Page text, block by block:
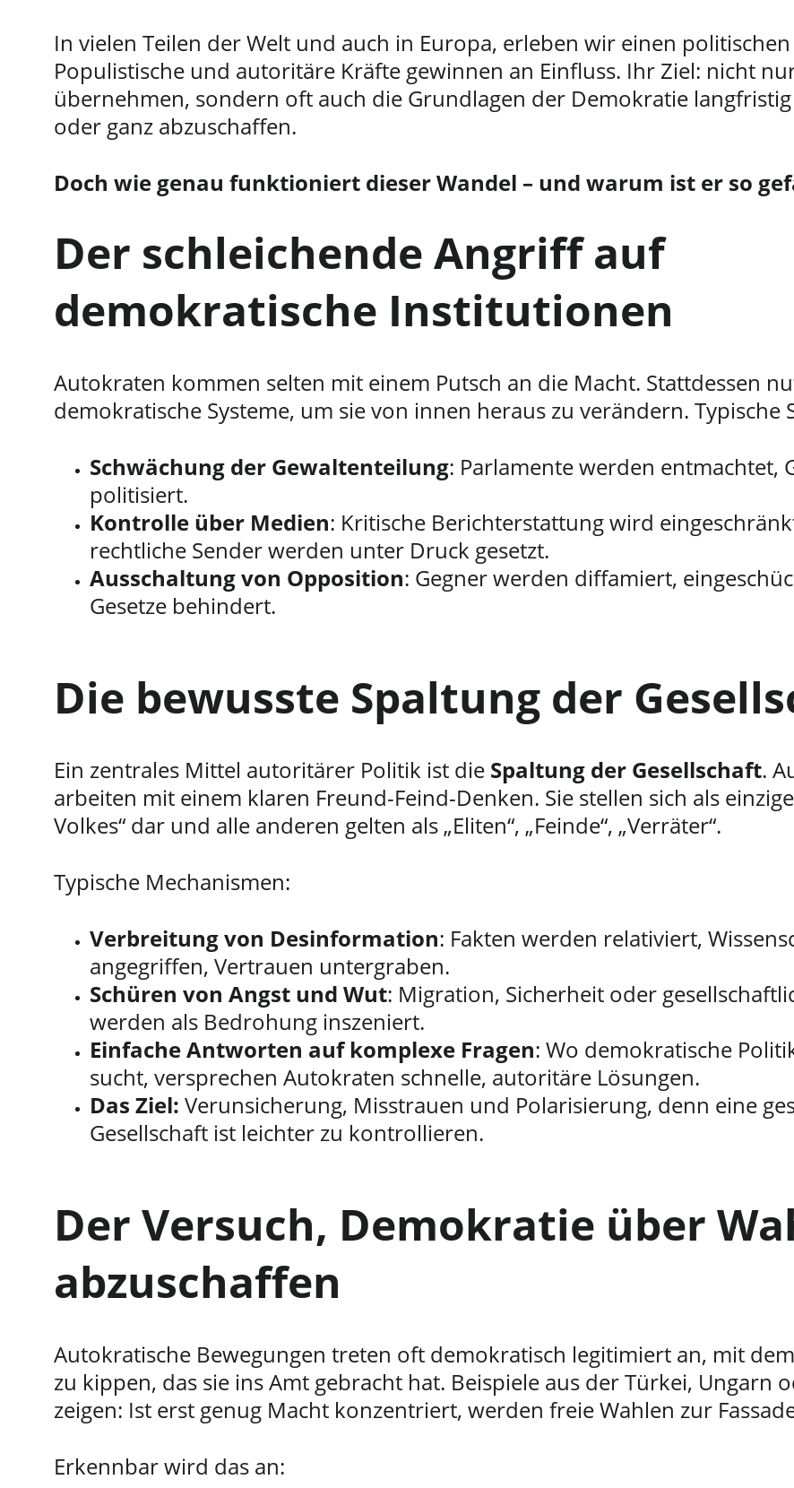
In vielen Teilen der Welt und auch in Europa, erleben wir einen
Populistische und autoritäre Kräfte gewinnen an Einfluss. Ihr Ziel: nicht
übernehmen, sondern oft auch die Grundlagen der Demokratie
oder ganz abzuschaffen.
Doch wie genau funktioniert dieser Wandel – und warum ist er so
Der schleichende Angriff auf
demokratische Institutionen
Autokraten kommen selten mit einem Putsch an die Macht. Stattdessen
demokratische Systeme, um sie von innen heraus zu verändern. Typische
Schwächung der Gewaltenteilung: Parlamente werden entmachtet,
politisiert.
Kontrolle über Medien: Kritische Berichterstattung wird
rechtliche Sender werden unter Druck gesetzt.
Ausschaltung von Opposition: Gegner werden diffamiert,
Gesetze behindert.
Die bewusste Spaltung der
Ein zentrales Mittel autoritärer Politik ist die Spaltung der Gesellschaft.
arbeiten mit einem klaren Freund-Feind-Denken. Sie stellen sich als
Volkes“ dar und alle anderen gelten als „Eliten“, „Feinde“, „Verräter“.
Typische Mechanismen:
Verbreitung von Desinformation: Fakten werden relativiert,
angegriffen, Vertrauen untergraben.
Schüren von Angst und Wut: Migration, Sicherheit oder
werden als Bedrohung inszeniert.
Einfache Antworten auf komplexe Fragen: Wo demokratische
sucht, versprechen Autokraten schnelle, autoritäre Lösungen.
Das Ziel: Verunsicherung, Misstrauen und Polarisierung, denn eine
Gesellschaft ist leichter zu kontrollieren.
Der Versuch, Demokratie über
abzuschaffen
Autokratische Bewegungen treten oft demokratisch legitimiert an, mit dem
zu kippen, das sie ins Amt gebracht hat. Beispiele aus der Türkei, Ungarn
zeigen: Ist erst genug Macht konzentriert, werden freie Wahlen zur
Erkennbar wird das an: